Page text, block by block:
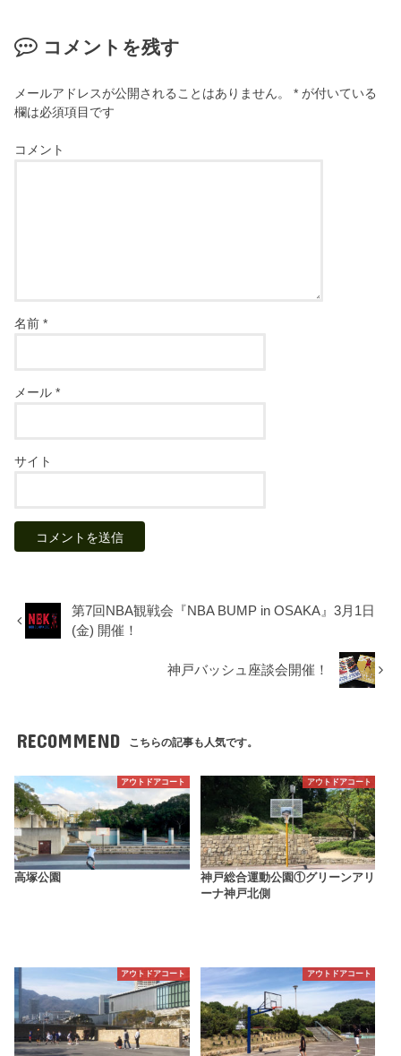
コメントを残す
メールアドレスが公開されることはありません。 * が付いている
欄は必須項目です
コメント
名前*
メール*
サイト
第7回NBA観戦会『NBA BUMP in OSAKA』3月1日
(金) 開催！
神戸バッシュ座談会開催！
RECOMMEND こちらの記事も人気です。
アウトドアコート
高塚公園
アウトドアコート
神戸総合運動公園①グリーンアリ
ーナ神戸北側
アウトドアコート アウトドアコート